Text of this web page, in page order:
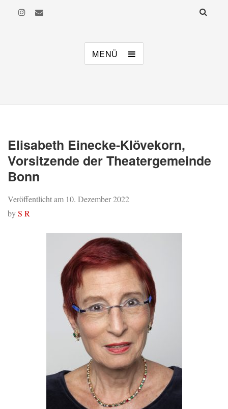
MENÜ
Elisabeth Einecke-Klövekorn,
Vorsitzende der Theatergemeinde
Bonn
Veröffentlicht am 10. Dezember 2022
byS R